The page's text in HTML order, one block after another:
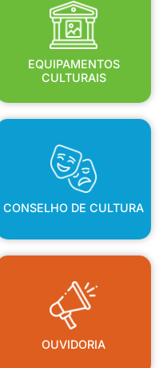
EQUIPAMENTOS
CULTURAIS
EQUIPAMENTOS
CULTURAIS
CONSELHO DE CULTURA
CONSELHO DE CULTURA
OUVIDORIA
OUVIDORIA